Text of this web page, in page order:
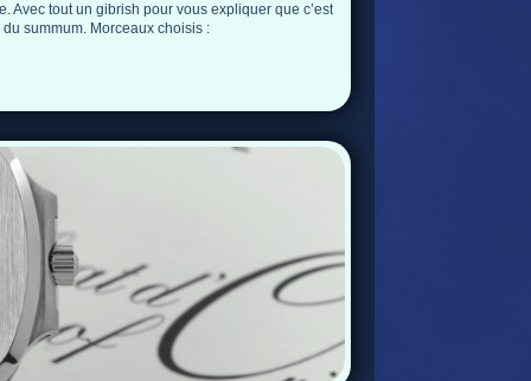
Avec tout un gibrish pour vous expliquer que c’est
summum. Morceaux choisis :